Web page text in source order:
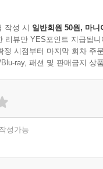
작성 시 일반회원 50원, 마니
리뷰만 YES포인트 지급됩니
정 시점부터 마지막 회차 주
ray, 패션 및 판매금지 상
성가능